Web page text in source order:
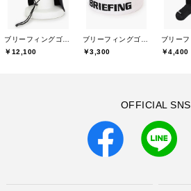
￥12,100
￥3,300
￥4,400
OFFICIAL SNS